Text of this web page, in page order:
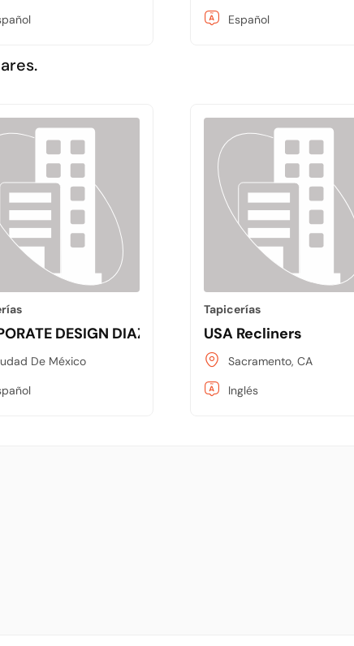
Español
DESIGN DIAZ SA DE CV
De México
Tapicerías
USA Recliners
Sacramento, CA
Inglés